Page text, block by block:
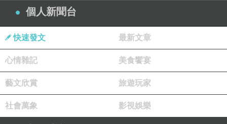
是法佈施的一種，也是補無形資糧的一種。
唸經久了，你的執念少了，才不會一直追求
身上的感應，不會執著於黑氣造成我們怎樣
了？沖犯怎樣影響我們了？有時候靜坐、轉
心輪，也可以自己化解沖犯。持續唸經就對
個人新聞台
快速發文 最新文章
心情雜記 美食饗宴
藝文欣賞 旅遊玩家
社會萬象 影視娛樂